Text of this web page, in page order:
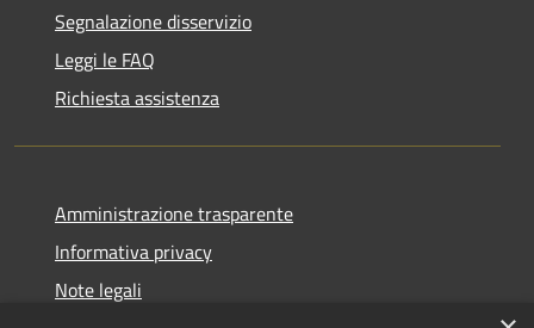
Segnalazione disservizio
Leggi le FAQ
Richiesta assistenza
Amministrazione trasparente
Informativa privacy
Note legali